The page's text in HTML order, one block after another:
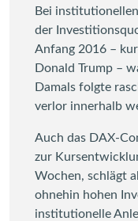
Bei
der
Anfang 2016 –
Donald Trump –
Damals folgte
verlor innerhalb
Auch das DAX-
zur
Wochen, schlägt
ohnehin hohen
institutionelle